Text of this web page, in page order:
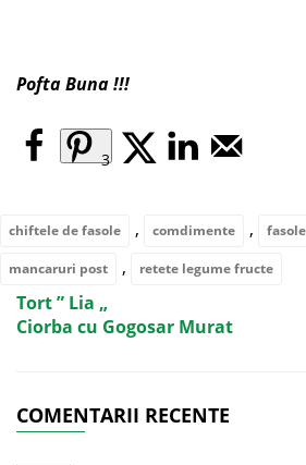
Pofta Buna !!!
3
chiftele de fasole , comdimente , fasole
mancaruri post , retete legume fructe
Tort ” Lia „
Ciorba cu Gogosar Murat
COMENTARII RECENTE